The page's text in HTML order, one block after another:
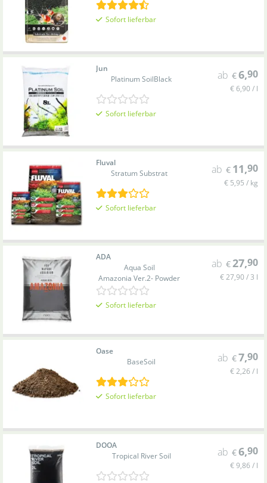
Sofort lieferbar
Jun
Platinum SoilBlack ab €6,90
€ 6,90 / l
Sofort lieferbar
Fluval
Stratum Substrat
ab € 11,90
€ 5,95 / kg
Sofort lieferbar
ADA
Aqua Soil
Amazonia Ver.2- Powder
ab €27,90
€ 27,90 / 3 l
Sofort lieferbar
Oase
BaseSoil
ab €7,90
€ 2,26 / l
Sofort lieferbar
DOOA
Tropical River Soil
ab €6,90
€ 9,86 / l